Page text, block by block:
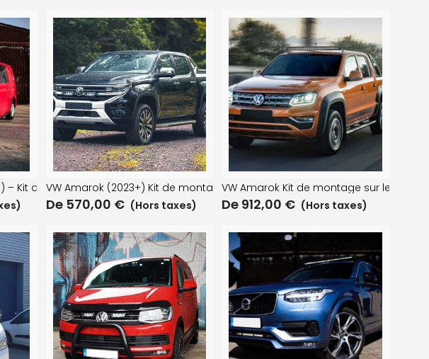
– Kit de montage sur calandre
VW Amarok (2023+) Kit de montage de calandre
De 570,00 € (Hors taxes)
VW Amarok Kit de montage sur le toit
De 912,00 € (Hors taxes)